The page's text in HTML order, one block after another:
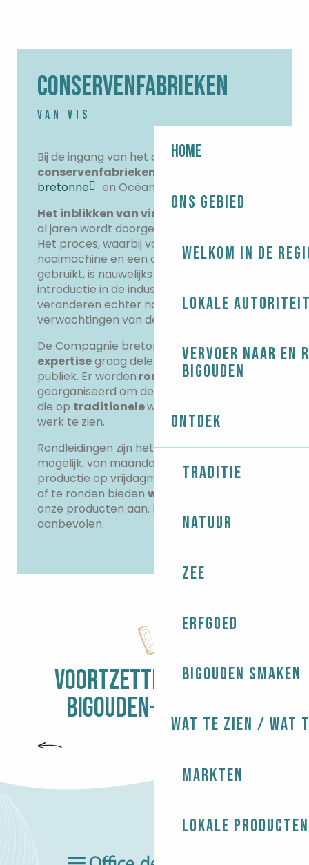
Home
Ons gebied
Welkom in de
Lokale
Vervoer naar en
Bigouden
Ontdek
Traditie
Natuur
Zee
Erfgoed
Bigouden smaken
Wat te zien / Wat
Markten
Lokale producten
CONSERVENFABRIEKEN
VAN VIS
Bij de ingang van het dorp staan
conservenfabrieken
bretonne
en Océane Alimentaire.
Het inblikken van vis is een ambacht
al jaren wordt doorgegeven in Bretagne.
Het proces, waarbij voornamelijk een
naaimachine en een autoclaaf worden
gebruikt, is nauwelijks veranderd sinds de
introductie in de industrie. De recepten
veranderen echter naargelang de
verwachtingen van de consument.
De Compagnie bretonne wil haar
expertisegraag delen met het grote
publiek. Er worden rondleidingen
georganiseerd om de mannen en vrouwen
die op traditionelewijze werken aan het
werk te zien.
Rondleidingen zijn het hele jaar door
mogelijk, van maandag tot vrijdag (geen
productie op vrijdagmiddag). Om je bezoek
af te ronden bieden we
onze producten aan. Reserveren is
aanbevolen.
VOORTZETTING VAN HET
BIGOUDEN-AVONTUUR
VISSERSHAVENS